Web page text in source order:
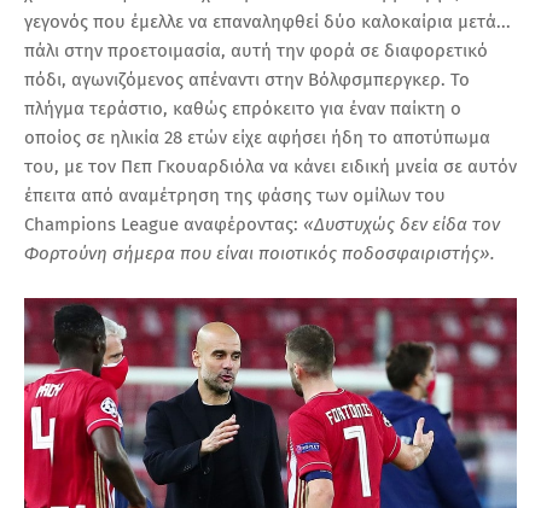
γεγονός που έμελλε να επαναληφθεί δύο καλοκαίρια μετά...
πάλι στην προετοιμασία, αυτή την φορά σε διαφορετικό
πόδι, αγωνιζόμενος απέναντι στην Βόλφσμπεργκερ. Το
πλήγμα τεράστιο, καθώς επρόκειτο για έναν παίκτη ο
οποίος σε ηλικία 28 ετών είχε αφήσει ήδη το αποτύπωμα
του, με τον Πεπ Γκουαρδιόλα να κάνει ειδική μνεία σε αυτόν
έπειτα από αναμέτρηση της φάσης των ομίλων του
Champions League αναφέροντας: «Δυστυχώς δεν είδα τον
Φορτούνη σήμερα που είναι ποιοτικός ποδοσφαιριστής».